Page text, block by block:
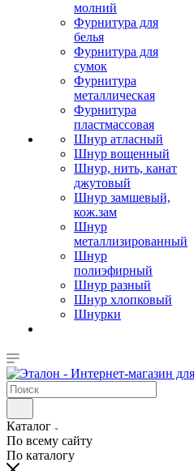
молний
Фурнитура для
белья
Фурнитура для
сумок
Фурнитура
металлическая
Фурнитура
пластмассовая
Шнур атласный
Шнур вощенный
Шнур, нить, канат
джутовый
Шнур замшевый,
кож.зам
Шнур
металлизированный
Шнур
полиэфирный
Шнур разный
Шнур хлопковый
Шнурки
Каталог
По всему сайту
По каталогу